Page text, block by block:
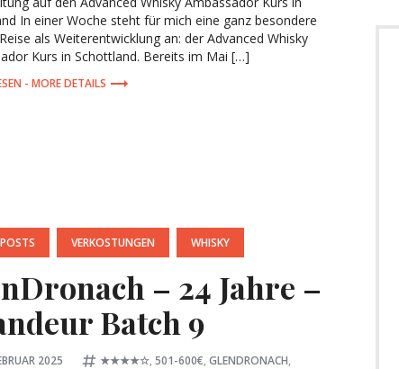
In einer Woche steht für mich eine ganz besondere
als Weiterentwicklung an: der Advanced Whisky
Kurs in Schottland. Bereits im Mai […]
MORE DETAILS
VERKOSTUNGEN WHISKY
– 24 Jahre –
Batch 9
2025 Tagged:
★★★★☆, 501-600€, GLENDRONACH,